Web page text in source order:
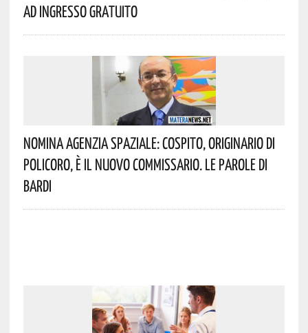
Ad Ingresso Gratuito
Nomina Agenzia Spaziale: Cospito, Originario Di
Policoro, È Il Nuovo Commissario. Le Parole Di
Bardi